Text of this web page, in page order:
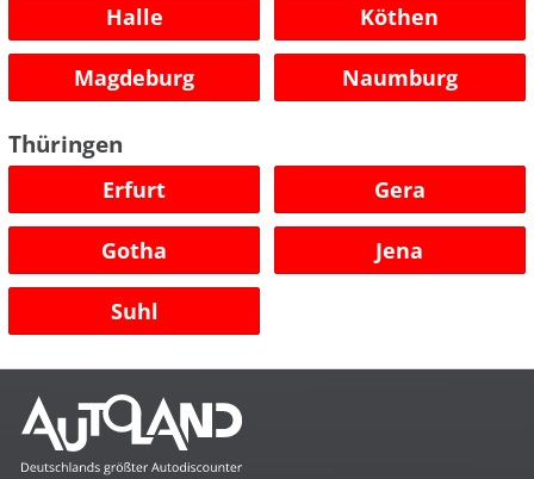
Halle Köthen
Magdeburg Naumburg
Thüringen
Erfurt Gera
Gotha Jena
Suhl